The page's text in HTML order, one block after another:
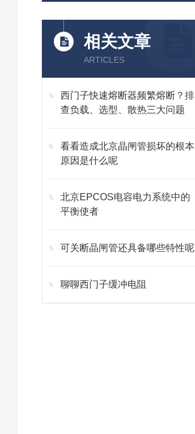
相关文章
ARTICLES
西门子快速熔断器频繁熔断？排
查负载、选型、散热三大问题
看看造成北京晶闸管损坏的根本
原因是什么呢
北京EPCOS电容电力系统中的
平衡使者
可关断晶闸管还具备哪些特性呢
聊聊西门子缓冲电阻